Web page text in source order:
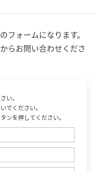
フォームになります。
からお問い合わせくださ